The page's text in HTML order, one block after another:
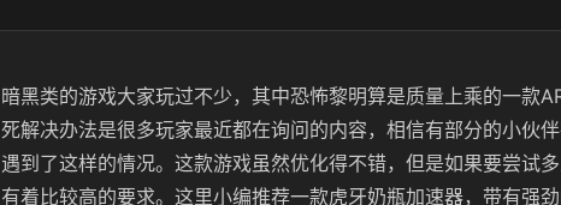
暗黑类的游戏大家玩过不少，其中恐怖黎明算是质量上乘的一款
死解决办法是很多玩家最近都在询问的内容，相信有部分的小伙
遇到了这样的情况。这款游戏虽然优化得不错，但是如果要尝试
有着比较高的要求。这里小编推荐一款虎牙奶瓶加速器，带有强劲